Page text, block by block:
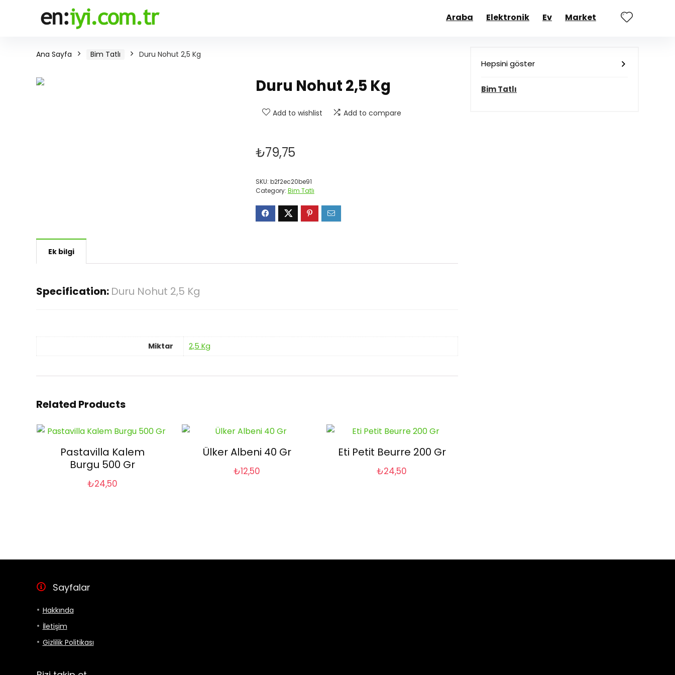
Araba Elektronik Ev Market
Ana Sayfa Bim Tatlı Duru Nohut 2,5 Kg
Duru Nohut 2,5 Kg
Add to wishlist Add to compare
₺79,75
SKU: b2f2ec20be91
Category: Bim Tatlı
Ek bilgi
Specification: Duru Nohut 2,5 Kg
Miktar 2,5 Kg
Related Products
Pastavilla Kalem
Burgu 500 Gr
₺24,50
Ülker Albeni 40 Gr
₺12,50
Eti Petit Beurre 200 Gr
₺24,50
Hepsini göster
Bim Tatlı
Sayfalar
Hakkında
İletişim
Gizlilik Politikası